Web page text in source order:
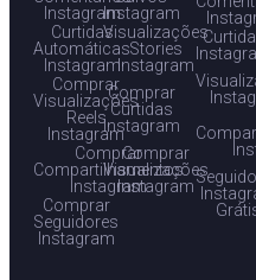
InstagramInstagram
Curtidas
Automáticas
Instagram
Visualizações
Stories
Instagram
Comprar
Visualizações
Reels
Instagram
Comprar
Curtidas
Instagram
Comprar
Compartilhamentos
Instagram
Comprar
Visualizações
Instagram
Comprar
Seguidores
Instagram